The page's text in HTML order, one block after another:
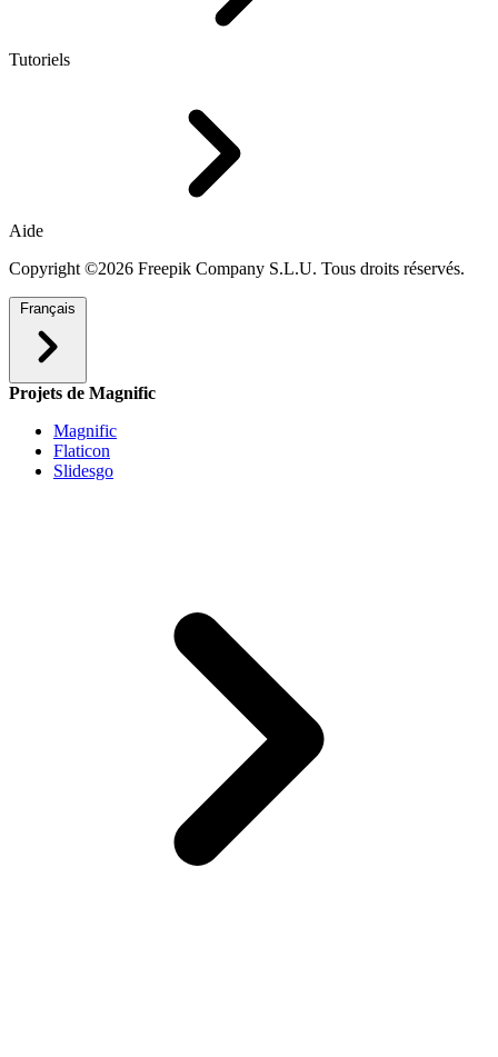
Tutoriels
Aide
Copyright ©2026 Freepik Company S.L.U. Tous droits réservés.
Français
Projets de Magnific
Magnific
Flaticon
Slidesgo